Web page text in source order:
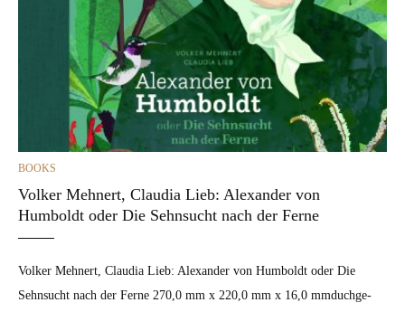
CATEGORIES
BOOKS
Volker Mehnert, Claudia Lieb: Alexander von
Humboldt oder Die Sehnsucht nach der Ferne
Volk­er Mehn­ert, Clau­dia Lieb: Alexan­der von Hum­boldt oder Die
Sehn­sucht nach der Ferne 270,0 mm x 220,0 mm x 16,0 mmduchge­